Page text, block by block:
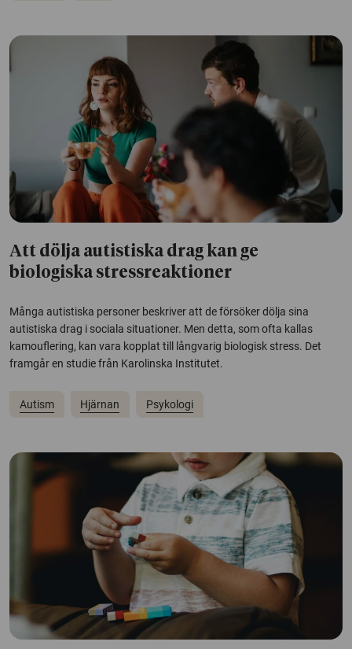
Att dölja autistiska drag kan ge
biologiska stressreaktioner
Många autistiska personer beskriver att de försöker dölja sina
autistiska drag i sociala situationer. Men detta, som ofta kallas
kamouflering, kan vara kopplat till långvarig biologisk stress. Det
framgår en studie från Karolinska Institutet.
Autism Hjärnan Psykologi